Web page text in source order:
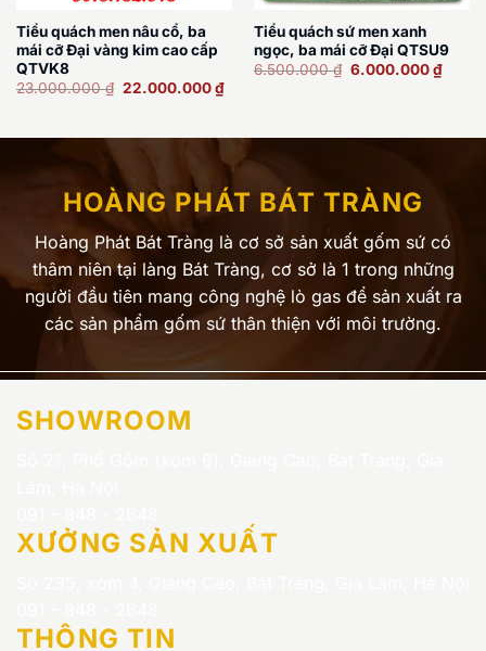
Tiểu quách men nâu cổ, ba
mái cỡ Đại vàng kim cao cấp
QTVK8
23.000.000₫ Giá
22.000.000₫Giá
hiện
22.000.000 ₫.
Tiểu quách sứ men xanh
ngọc, ba mái cỡ Đại QTSU9
6.500.000₫ Giá
6.000.000₫Giá
hiện
HOÀNG PHÁT BÁT TRÀNG
Hoàng Phát Bát Tràng là cơ sở sản xuất gốm sứ có
thâm niên tại làng Bát Tràng, cơ sở là 1 trong những
người đầu tiên mang công nghệ lò gas để sản xuất ra
các sản phẩm gốm sứ thân thiện với môi trường.
SHOWROOM
XƯỞNG SẢN XUẤT
THÔNG TIN